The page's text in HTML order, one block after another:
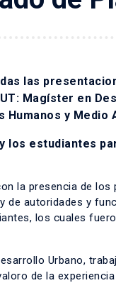
las
Magíster en
y Medio
estudiantes
la presencia de
de autoridades y
los cuales
Urbano,
de la